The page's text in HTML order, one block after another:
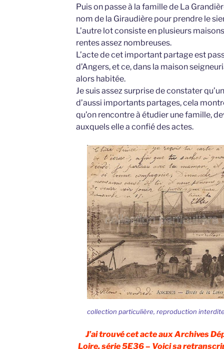
Puis on passe à la famille de La
nom de la Giraudière pour prendre le
L’autre lot consiste en plusieurs
rentes assez nombreuses.
L’acte de cet important partage est
d’Angers, et ce, dans la maison
alors habitée.
Je suis assez surprise de constater
d’aussi importants partages, cela
qu’on rencontre à étudier une famille,
auxquels elle a confié des actes.
collection particulière, reproduction
J’ai trouvé cet acte aux Archives
Loire, série 5E36 – Voici sa